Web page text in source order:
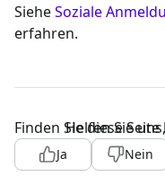
SieheSoziale
erfahren.
Finden Sie diese
Ja Nein
Helfen Sie